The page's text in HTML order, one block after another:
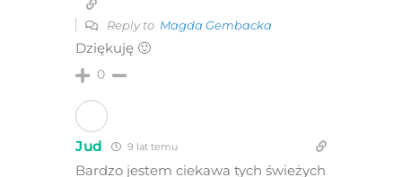
Reply to Magda Gembacka
Dziękuję 🙂
0
Jud 9 lat temu
Bardzo jestem ciekawa tych świeżych